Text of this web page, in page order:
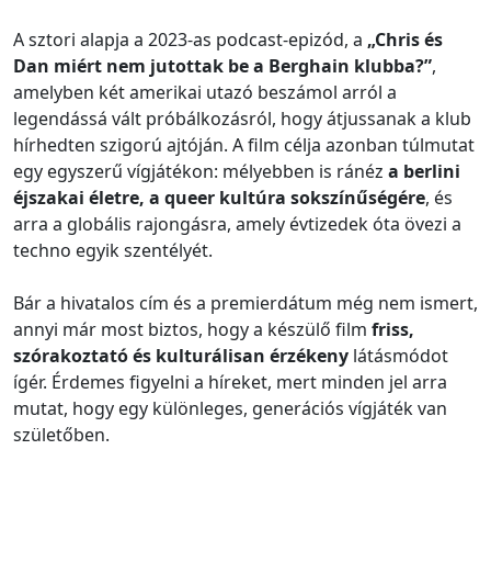
A sztori alapja a 2023-as podcast-epizód, a „Chris és
Dan miért nem jutottak be a Berghain klubba?”,
amelyben két amerikai utazó beszámol arról a
legendássá vált próbálkozásról, hogy átjussanak a klub
hírhedten szigorú ajtóján. A film célja azonban túlmutat
egy egyszerű vígjátékon: mélyebben is ránéz a berlini
éjszakai életre, a queer kultúra sokszínűségére, és
arra a globális rajongásra, amely évtizedek óta övezi a
techno egyik szentélyét.
Bár a hivatalos cím és a premierdátum még nem ismert,
annyi már most biztos, hogy a készülő film friss,
szórakoztató és kulturálisan érzékeny látásmódot
ígér. Érdemes figyelni a híreket, mert minden jel arra
mutat, hogy egy különleges, generációs vígjáték van
születőben.